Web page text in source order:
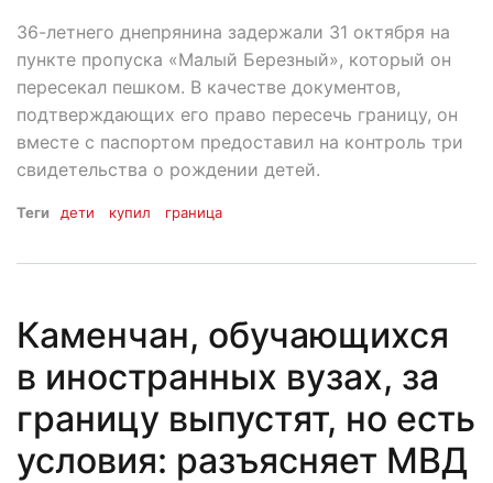
36-летнего днепрянина задержали 31 октября на
пункте пропуска «Малый Березный», который он
пересекал пешком. В качестве документов,
подтверждающих его право пересечь границу, он
вместе с паспортом предоставил на контроль три
свидетельства о рождении детей.
Теги дети купил граница
Каменчан, обучающихся
в иностранных вузах, за
границу выпустят, но есть
условия: разъясняет МВД